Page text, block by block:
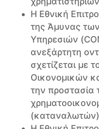
Η Εθνική
της Άμυνας
Υπηρεσιών
ανεξάρτητη
σχετίζεται με
Οικονομικών
την